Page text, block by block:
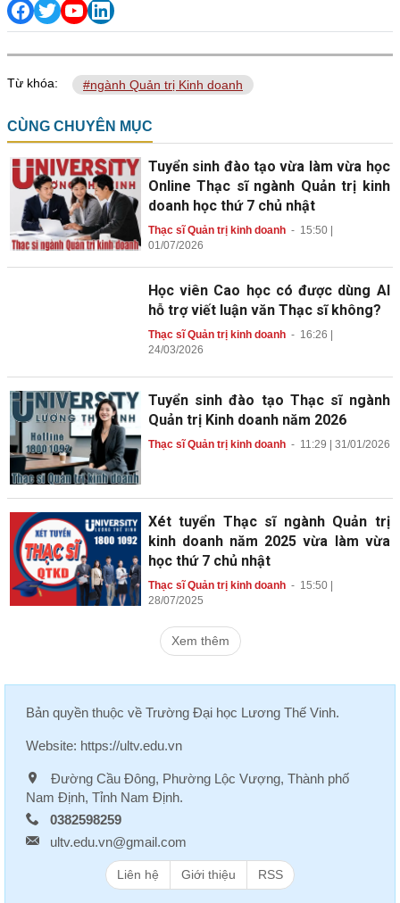
Từ khóa: #ngành Quản trị Kinh doanh
CÙNG CHUYÊN MỤC
Tuyển sinh đào tạo vừa làm vừa học
Online Thạc sĩ ngành Quản trị kinh
doanh học thứ 7 chủ nhật
Thạc sĩ Quản trị kinh doanh- 15:50 |
01/07/2026
Học viên Cao học có được dùng AI
hỗ trợ viết luận văn Thạc sĩ không?
Thạc sĩ Quản trị kinh doanh- 16:26 |
24/03/2026
Tuyển sinh đào tạo Thạc sĩ ngành
Quản trị Kinh doanh năm 2026
Xét tuyển Thạc sĩ ngành Quản trị
kinh doanh năm 2025 vừa làm vừa
học thứ 7 chủ nhật
Thạc sĩ Quản trị kinh doanh
Xem thêm
Bản quyền thuộc về Trường Đại học Lương Thế Vinh
https://ultv.edu.vn
Đường Cầu Đông, Phường Lộc Vượng, Thành phố
Nam Định, Tỉnh Nam Định.
ultv.edu.vn@gmail.com
Liên hệ Giới thiệu RSS